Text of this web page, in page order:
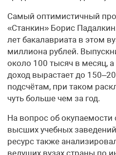
Самый оптимистичный
«Станкин» Борис
лет бакалавриата в этом
миллиона рублей.
около 100 тысяч в месяц, а
доход вырастает до
подсчётам, при таком
чуть больше чем за год.
На вопрос об окупаемости
высших учебных заведений
ресурс также
ведущих вузах страны по